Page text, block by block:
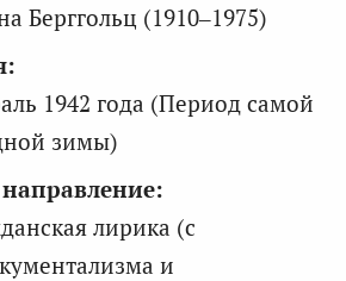
Берггольц (1910–1975)
1942 года (Период самой
зимы)
лирика (с
и